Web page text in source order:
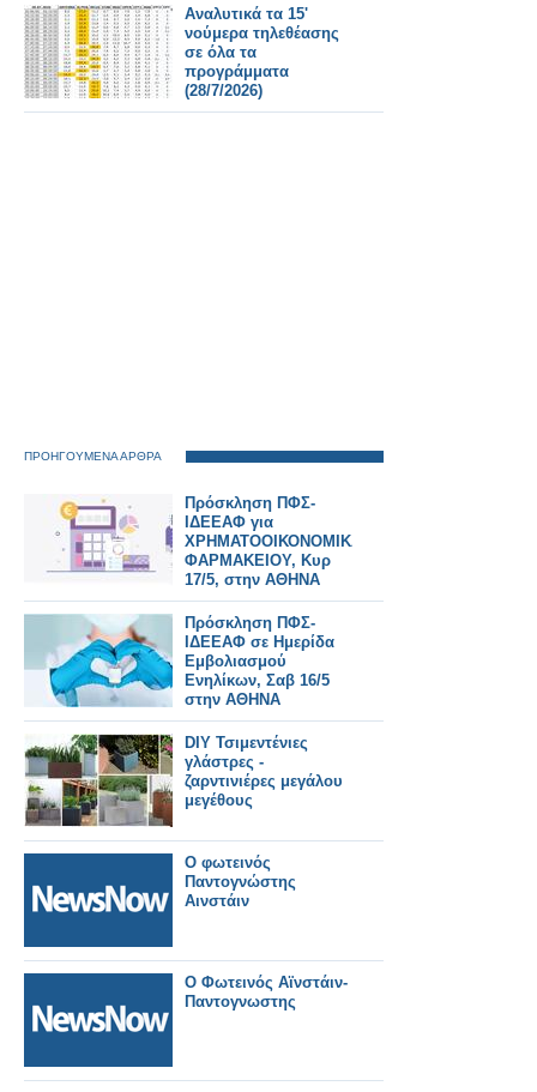
Αναλυτικά τα 15'
νούμερα τηλεθέασης
σε όλα τα
προγράμματα
(28/7/2026)
ΠΡΟΗΓΟΥΜΕΝΑ ΑΡΘΡΑ
Πρόσκληση ΠΦΣ-
ΙΔΕΕΑΦ για
ΧΡΗΜΑΤΟΟΙΚΟΝΟΜΙΚΑ
ΦΑΡΜΑΚΕΙΟΥ, Κυρ
17/5, στην ΑΘΗΝΑ
Πρόσκληση ΠΦΣ-
ΙΔΕΕΑΦ σε Ημερίδα
Εμβολιασμού
Ενηλίκων, Σαβ 16/5
στην ΑΘΗΝΑ
DIY Τσιμεντένιες
γλάστρες -
ζαρντινιέρες μεγάλου
μεγέθους
Ο φωτεινός
Παντογνώστης
Αινστάιν
Ο Φωτεινός Αϊνστάιν-
Παντογνωστης